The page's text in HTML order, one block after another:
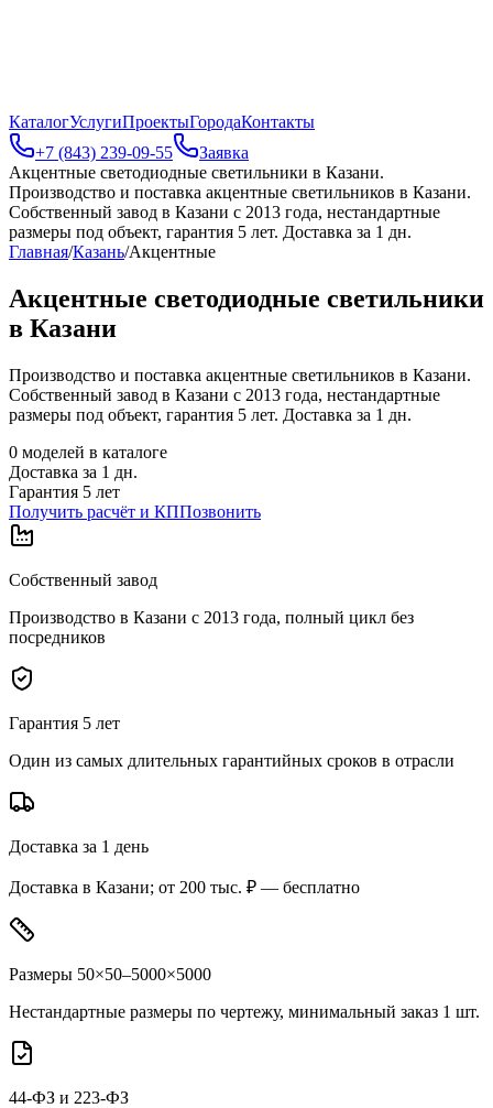
КаталогУслугиПроектыГородаКонтакты
+7 (843) 239-09-55
Заявка
Акцентные светодиодные светильники в Казани.
Производство и поставка акцентные светильников в Казани.
Собственный завод в Казани с 2013 года, нестандартные
размеры под объект, гарантия 5 лет. Доставка за 1 дн.
Главная/Казань/Акцентные
Акцентные светодиодные светильники
в Казани
Производство и поставка акцентные светильников в Казани.
Собственный завод в Казани с 2013 года, нестандартные
размеры под объект, гарантия 5 лет. Доставка за 1 дн.
0 моделей в каталоге
Доставка за 1 дн.
Гарантия 5 лет
Получить расчёт и КППозвонить
Собственный завод
Производство в Казани с 2013 года, полный цикл без
посредников
Гарантия 5 лет
Один из самых длительных гарантийных сроков в отрасли
Доставка за 1 день
Доставка в Казани; от 200 тыс. ₽ — бесплатно
Размеры 50×50–5000×5000
Нестандартные размеры по чертежу, минимальный заказ 1 шт.
44-ФЗ и 223-ФЗ